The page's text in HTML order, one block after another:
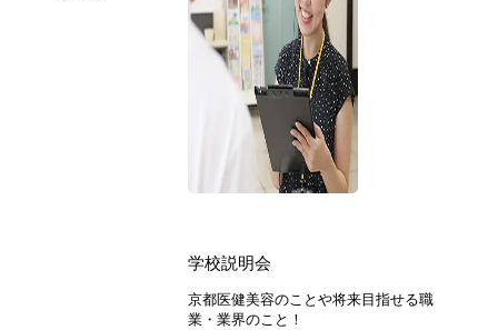
学校説明会
京都医健美容のことや将来目指せる職
業・業界のこと！